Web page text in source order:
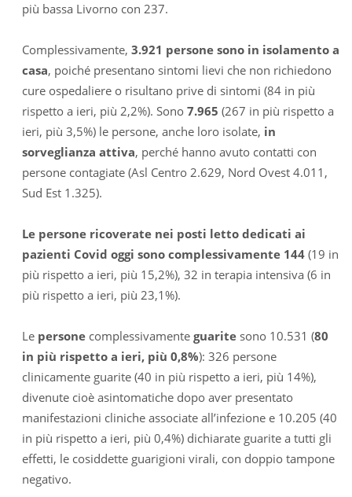
più bassa Livorno con 237.
Complessivamente, 3.921 persone sono in isolamento a
casa, poiché presentano sintomi lievi che non richiedono
cure ospedaliere o risultano prive di sintomi (84 in più
rispetto a ieri, più 2,2%). Sono 7.965 (267 in più rispetto a
ieri, più 3,5%) le persone, anche loro isolate, in
sorveglianza attiva, perché hanno avuto contatti con
persone contagiate (Asl Centro 2.629, Nord Ovest 4.011,
Sud Est 1.325).
Le persone ricoverate nei posti letto dedicati ai
pazienti Covid oggi sono complessivamente 144(19 in
più rispetto a ieri, più 15,2%), 32 in terapia intensiva (6 in
più rispetto a ieri, più 23,1%).
Le persone complessivamente guaritesono 10.531 (80
in più rispetto a ieri, più 0,8%): 326 persone
clinicamente guarite (40 in più rispetto a ieri, più 14%),
divenute cioè asintomatiche dopo aver presentato
manifestazioni cliniche associate all’infezione e 10.205 (40
in più rispetto a ieri, più 0,4%) dichiarate guarite a tutti gli
effetti, le cosiddette guarigioni virali, con doppio tampone
negativo.